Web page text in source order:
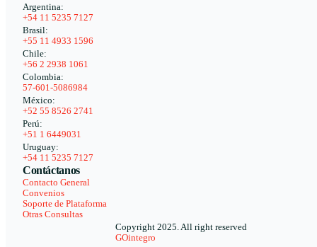
Argentina:
+54 11 5235 7127
Brasil:
+55 11 4933 1596
Chile:
+56 2 2938 1061
Colombia:
57-601-5086984
México:
+52 55 8526 2741
Perú:
+51 1 6449031
Uruguay:
+54 11 5235 7127
Contáctanos
Contacto General
Convenios
Soporte de Plataforma
Otras Consultas
Copyright 2025. All right reserved
GOintegro